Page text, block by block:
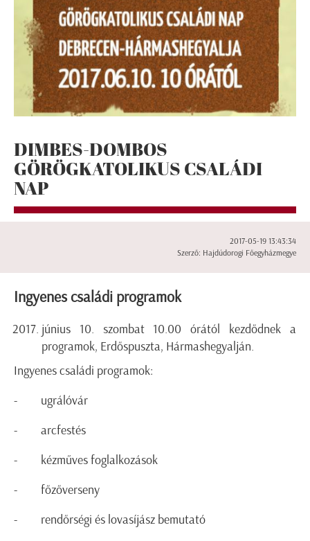
DIMBES-DOMBOS
GÖRÖGKATOLIKUS CSALÁDI
NAP
2017-05-19 13:43:34
Szerző: Hajdúdorogi Főegyházmegye
Ingyenes családi programok
június 10. szombat 10.00 órától kezdődnek a
programok, Erdőspuszta, Hármashegyalján.
Ingyenes családi programok:
- ugrálóvár
- arcfestés
- kézműves foglalkozások
- főzőverseny
- rendőrségi és lovasíjász bemutató